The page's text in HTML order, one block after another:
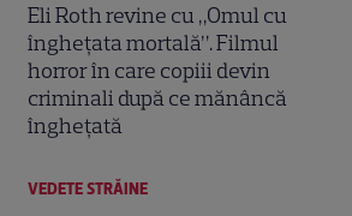
Eli Roth revine cu „Omul cu
înghețata mortală”. Filmul
horror în care copiii devin
criminali după ce mănâncă
înghețată
VEDETE STRĂINE